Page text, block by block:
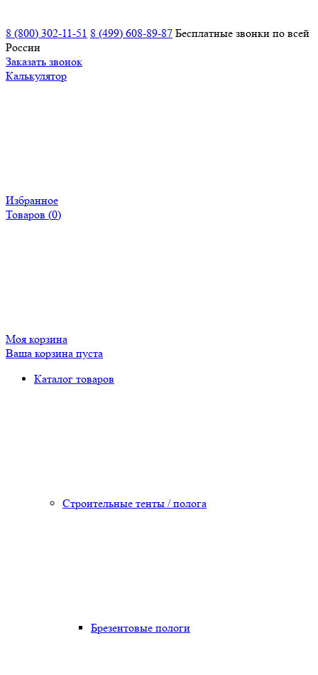
8 (800) 302-11-51 8 (499) 608-89-87 Бесплатные звонки по всей
России
Заказать звонок
Калькулятор
Избранное
Товаров (0)
Моя корзина
Ваша корзина пуста
Каталог товаров
Строительные тенты / полога
Брезентовые пологи